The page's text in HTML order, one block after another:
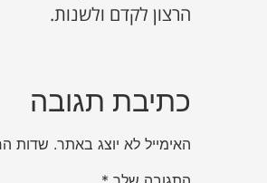
הרצון לקדם ולשנות.
כתיבת תגובה
האימייל לא יוצג באתר. שדות